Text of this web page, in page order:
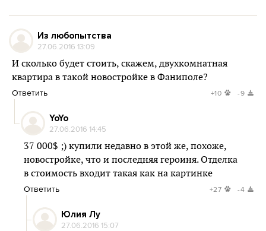
Из любопытства
27.06.2016 13:09
И сколько будет стоить, скажем, двухкомнатная
квартира в такой новостройке в Фаниполе?
Ответить +10 -9
YoYo
27.06.2016 14:45
37 000$ ;) купили недавно в этой же, похоже,
новостройке, что и последняя героиня. Отделка
в стоимость входит такая как на картинке
Ответить +27 -4
Юлия Лу
27.06.2016 15:07